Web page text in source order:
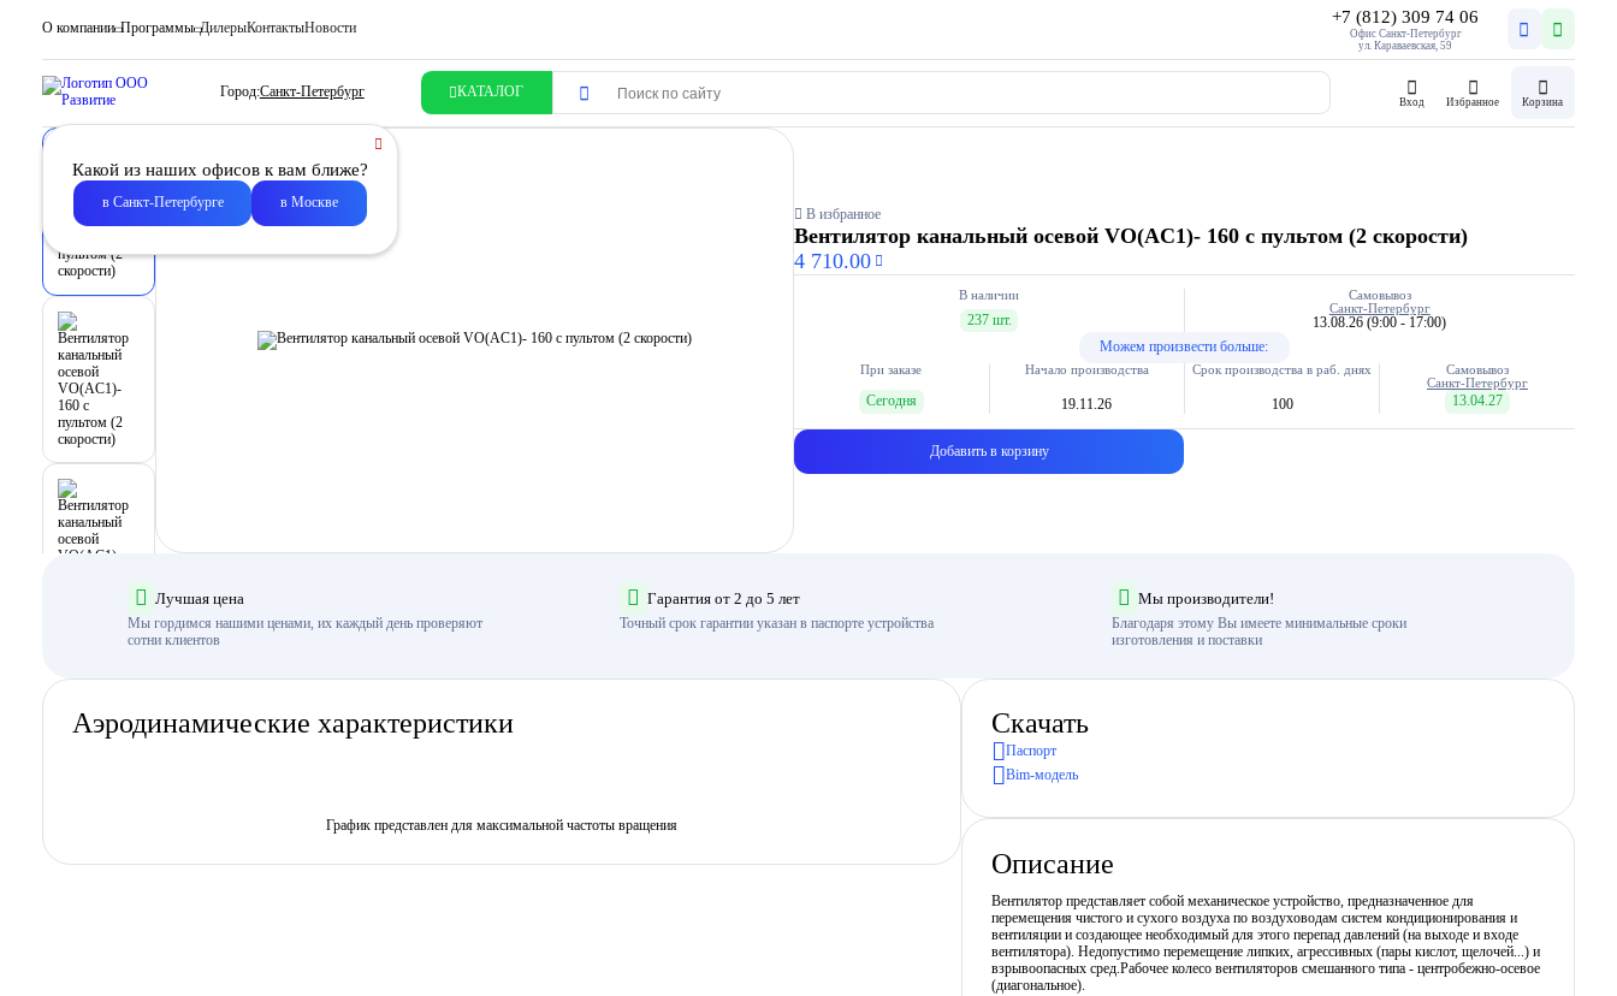
О компании Программы ДилерыКонтактыНовости
+7 (812) 309 74 06
Офис Санкт-Петербург
ул. Караваевская, 59
Город:Санкт-Петербург КАТАЛОГ
Вход Избранное Корзина
Какой из наших офисов к вам ближе?
в Санкт-Петербурге в Москве
В избранное
Вентилятор канальный осевой VO(AC1)- 160 с пультом (2 скорости)
4 710.00
В наличии
237 шт.
Самовывоз
Санкт-Петербург
13.08.26(9:00 - 17:00)
Можем произвести больше:
При заказе
Сегодня
Начало производства
19.11.26
Срок производства в раб. днях
100
Самовывоз
Санкт-Петербург
13.04.27
Добавить в корзину
Лучшая цена
Мы гордимся нашими ценами, их каждый день проверяют
сотни клиентов
Гарантия от 2 до 5 лет
Точный срок гарантии указан в паспорте устройства
Мы производители!
Благодаря этому Вы имеете минимальные сроки
изготовления и поставки
Аэродинамические характеристики
График представлен для максимальной частоты вращения
Скачать
Паспорт
Bim-модель
Описание
Вентилятор представляет собой механическое устройство, предназначенное для
перемещения чистого и сухого воздуха по воздуховодам систем кондиционирования и
вентиляции и создающее необходимый для этого перепад давлений (на выходе и входе
вентилятора). Недопустимо перемещение липких, агрессивных (пары кислот, щелочей...) и
взрывоопасных сред.Рабочее колесо вентиляторов смешанного типа - центробежно-осевое
(диагональное).